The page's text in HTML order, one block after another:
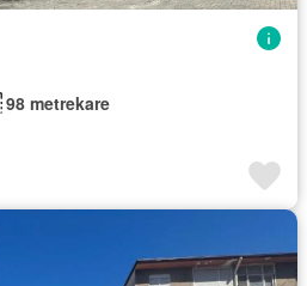
98 metrekare